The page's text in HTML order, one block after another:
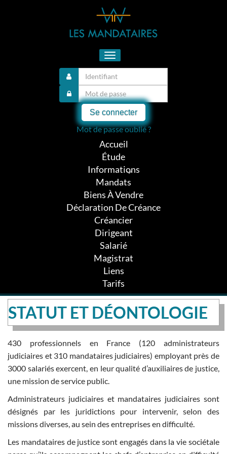
Toggle
navigation
Se connecter
Mot de passe oublié ?
Accueil
Étude
Informations
Mandats
Biens À Vendre
Déclaration De Créance
Créancier
Dirigeant
Salarié
Magistrat
Liens
Tarifs
STATUT ET DÉONTOLOGIE
430 professionnels en France (120 administrateurs
judiciaires et 310 mandataires judiciaires) employant près de
3000 salariés exercent, en leur qualité d’auxiliaires de justice,
une mission de service public.
Administrateurs judiciaires et mandataires judiciaires sont
désignés par les juridictions pour intervenir, selon des
missions diverses, au sein des entreprises en difficulté.
Les mandataires de justice sont engagés dans la vie sociétale